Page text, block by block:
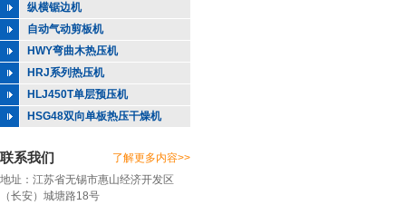
纵横锯边机
自动气动剪板机
HWY弯曲木热压机
HRJ系列热压机
HLJ450T单层预压机
HSG48双向单板热压干燥机
联系我们
了解更多内容>>
地址：江苏省无锡市惠山经济开发区
（长安）城塘路18号